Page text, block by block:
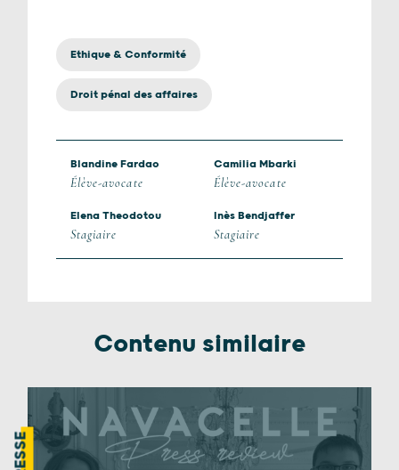
Ethique & Conformité
Droit pénal des affaires
Blandine Fardao
Élève-avocate
Camilia Mbarki
Élève-avocate
Elena Theodotou
Stagiaire
Inès Bendjaffer
Stagiaire
Contenu similaire